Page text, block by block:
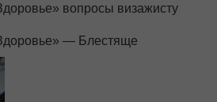
вопросы визажисту
— Блестяще